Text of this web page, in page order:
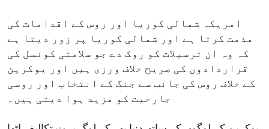
امریکہ شمالی کوریا اور روس کے اقدامات کی
مذمت کرتا ہے اور شمالی کوریا پر زور دیتا ہے
کہ وہ ان ترسیلات کو روک دے جو سلامتی کونسل کی
قراردادوں کی صریح خلاف ورزی ہیں اور یوکرین
کے خلاف روس کی جانب سے جنگ کے انتخاب اور روسی
جارحیت کو مزید ہوا دیتی ہیں۔